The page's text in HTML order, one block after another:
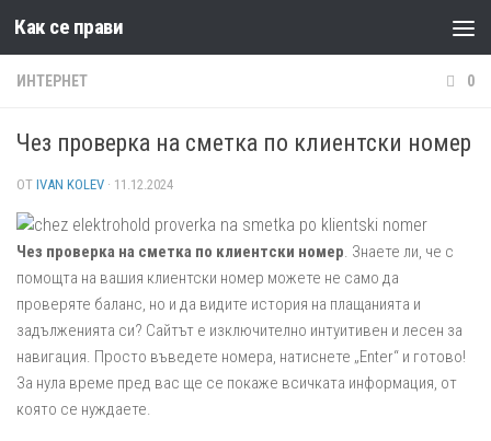
Към съдържанието
Как се прави
ИНТЕРНЕТ 0
Чез проверка на сметка по клиентски номер
ОТ IVAN KOLEV · 11.12.2024
Чез проверка на сметка по клиентски номер. Знаете ли, че с
помощта на вашия клиентски номер можете не само да
проверяте баланс, но и да видите история на плащанията и
задълженията си? Сайтът е изключително интуитивен и лесен за
навигация. Просто въведете номера, натиснете „Enter“ и готово!
За нула време пред вас ще се покаже всичката информация, от
която се нуждаете.